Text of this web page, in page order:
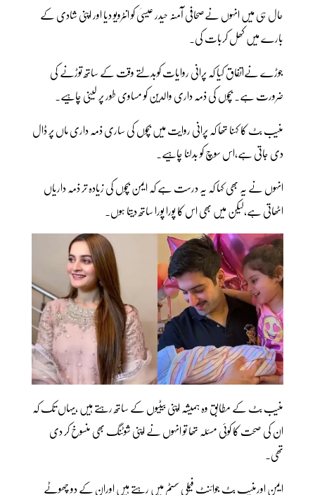
حال ہی میں انہوں نےصحافی آمنہ حیدر عیسیٰ کو انٹرویو دیا اور اپنی شادی کے
بارے میں کھل کربات کی۔
جوڑے نےاتفاق کیا کہ پرانی روایات کوبدلتے وقت کے ساتھ توڑنے کی
ضرورت ہے۔ بچوں کی ذمہ داری والدین کو مساوی طور پر لینی چاہیے۔
منیب بٹ کا کہنا تھا کہ پرانی روایت میں بچوں کی ساری ذمہ داری ماں پر ڈال
دی جاتی ہے،اس سوچ کو بدلنا چاہیے۔
انہوں نے یہ بھی کہا کہ یہ درست ہے کہ ایمن بچوں کی زیادہ تر ذمہ داریاں
اٹھاتی ہے،لیکن میں بھی اس کا پورا پورا ساتھ دیتا ہوں۔
منیب بٹ کے مطابق وہ ہمیشہ اپنی بیٹیوں کے ساتھ رہتے ہیں ،یہاں تک کہ
ان کی صحت کا کوئی مسئلہ تھا تو انہوں نے اپنی شوٹنگ بھی منسوخ کر دی
تھی۔
ایمن اورمنیب بٹ جوائنٹ فیملی سسٹم میں رہتے ہیں اوران کے دو چھوٹے